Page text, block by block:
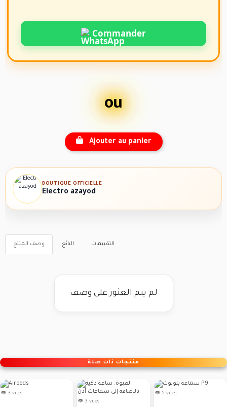
Commander
ou
Ajouter au panier
BOUTIQUE OFFICIELLE
Electro azayod
وصف المنتج البائع التقييمات
لم يتم العثور على وصف
منتجات ذات صلة
👁 3 vues
👁 3 vues
👁 5 vues